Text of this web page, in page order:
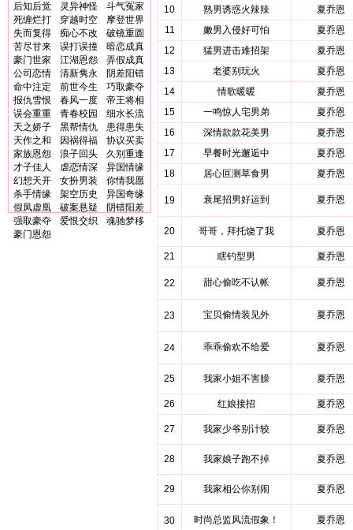
后知后觉
灵异神怪
斗气冤家
死缠烂打
穿越时空
摩登世界
失而复得
痴心不改
破镜重圆
苦尽甘来
误打误撞
暗恋成真
豪门世家
江湖恩怨
弄假成真
公司恋情
清新隽永
阴差阳错
命中注定
前世今生
巧取豪夺
报仇雪恨
春风一度
帝王将相
误会重重
青春校园
细水长流
天之娇子
黑帮情仇
患得患失
天作之和
因祸得福
协议买卖
家族恩怨
浪子回头
久别重逢
才子佳人
虐恋情深
异国情缘
幻想天开
女扮男装
你情我愿
杀手情缘
架空历史
异国奇缘
假凤虚凰
破案悬疑
阴错阳差
强取豪夺
爱恨交织
魂驰梦移
豪门恩怨
10
熟男诱惑火辣辣
夏乔恩
11
嫩男入侵好可怕
夏乔恩
12
猛男进击难招架
夏乔恩
13
老婆别玩火
夏乔恩
14
情歌暖暖
夏乔恩
15
一鸣惊人宅男弟
夏乔恩
16
深情款款花美男
夏乔恩
17
早餐时光邂逅中
夏乔恩
18
居心叵测草食男 夏乔恩
19 衰尾招男好运到 夏乔恩
20 哥哥，拜托饶了我 夏乔恩
21 瞎钓型男 夏乔恩
22 甜心偷吃不认帐 夏乔恩
23 宝贝偷情装见外 夏乔恩
24 乖乖偷欢不给爱 夏乔恩
25 我家小姐不害臊 夏乔恩
26 红娘接招 夏乔恩
27 我家少爷别计较 夏乔恩
28 我家娘子跑不掉 夏乔恩
29 我家相公你别闹 夏乔恩
30 时尚总监风流假象！ 夏乔恩